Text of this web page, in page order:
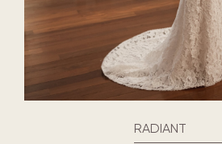
RADIANT